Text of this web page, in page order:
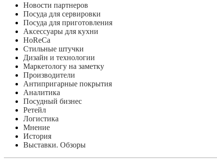
Новости партнеров
Посуда для сервировки
Посуда для приготовления
Аксессуары для кухни
HoReCa
Стильные штучки
Дизайн и технологии
Маркетологу на заметку
Производители
Антипригарные покрытия
Аналитика
Посудный бизнес
Ретейл
Логистика
Мнение
История
Выставки. Обзоры